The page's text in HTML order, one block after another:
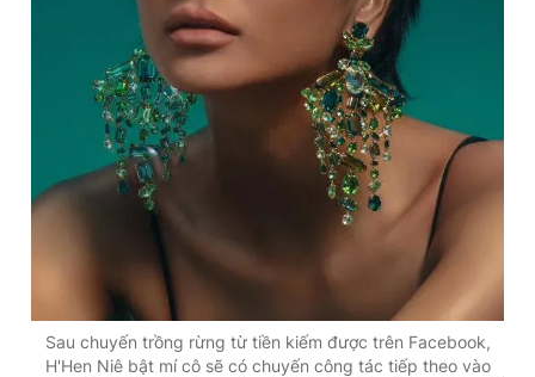
Sau chuyến trồng rừng từ tiền kiếm được trên Facebook,
H'Hen Niê bật mí cô sẽ có chuyến công tác tiếp theo vào